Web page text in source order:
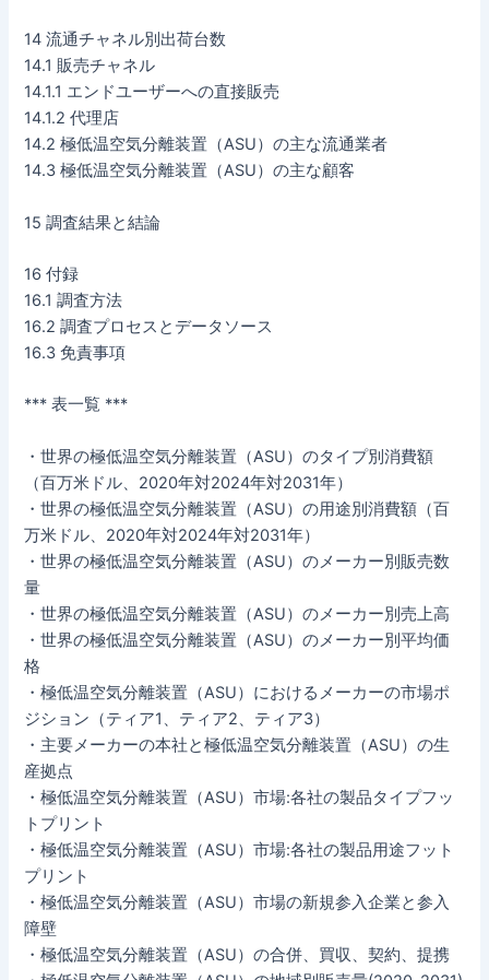
14 流通チャネル別出荷台数
14.1 販売チャネル
14.1.1 エンドユーザーへの直接販売
14.1.2 代理店
14.2 極低温空気分離装置（ASU）の主な流通業者
14.3 極低温空気分離装置（ASU）の主な顧客
15 調査結果と結論
16 付録
16.1 調査方法
16.2 調査プロセスとデータソース
16.3 免責事項
*** 表一覧 ***
・世界の極低温空気分離装置（ASU）のタイプ別消費額
（百万米ドル、2020年対2024年対2031年）
・世界の極低温空気分離装置（ASU）の用途別消費額（百
万米ドル、2020年対2024年対2031年）
・世界の極低温空気分離装置（ASU）のメーカー別販売数
量
・世界の極低温空気分離装置（ASU）のメーカー別売上高
・世界の極低温空気分離装置（ASU）のメーカー別平均価
格
・極低温空気分離装置（ASU）におけるメーカーの市場ポ
ジション（ティア1、ティア2、ティア3）
・主要メーカーの本社と極低温空気分離装置（ASU）の生
産拠点
・極低温空気分離装置（ASU）市場:各社の製品タイプフッ
トプリント
・極低温空気分離装置（ASU）市場:各社の製品用途フット
プリント
・極低温空気分離装置（ASU）市場の新規参入企業と参入
障壁
・極低温空気分離装置（ASU）の合併、買収、契約、提携